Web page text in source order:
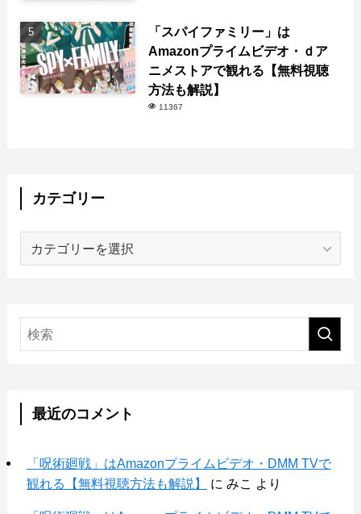
「スパイファミリー」は
Amazonプライムビデオ・ｄア
ニメストアで観れる【無料視聴
方法も解説】
11367
カテゴリー
ー
最近のコメント
「呪術廻戦」はAmazonプライムビデオ・DMM TVで
観れる【無料視聴方法も解説】
に みこ より